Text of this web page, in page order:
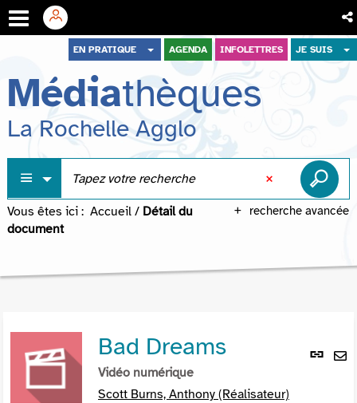
menu
contenu
recherche
EN PRATIQUE AGENDA INFOLETTRES JE SUIS
Médiathèques
La Rochelle Agglo
recherche avancée
Vous êtes ici : Accueil / Détail du
document
Lien
Bad Dreams
Vidéo numérique
Scott Burns, Anthony (Réalisateur)